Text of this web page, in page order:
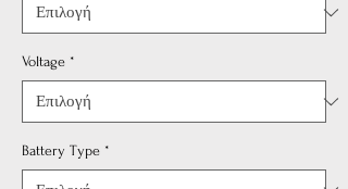
Voltage *
Battery Type *